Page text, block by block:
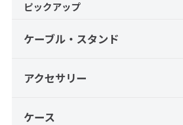
ピックアップ
ケーブル・スタンド
アクセサリー
ケース